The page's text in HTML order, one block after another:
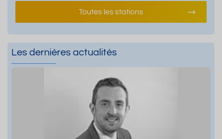
Toutes les stations
Les dernières actualités